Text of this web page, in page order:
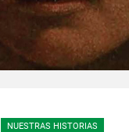
NUESTRAS HISTORIAS